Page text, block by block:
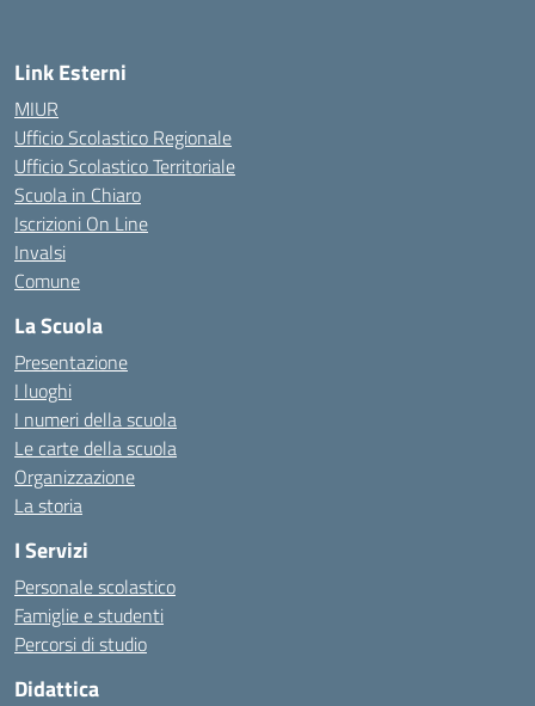
Link Esterni
MIUR
Ufficio Scolastico Regionale
Ufficio Scolastico Territoriale
Scuola in Chiaro
Iscrizioni On Line
Invalsi
Comune
La Scuola
Presentazione
I luoghi
I numeri della scuola
Le carte della scuola
Organizzazione
La storia
I Servizi
Personale scolastico
Famiglie e studenti
Percorsi di studio
Didattica